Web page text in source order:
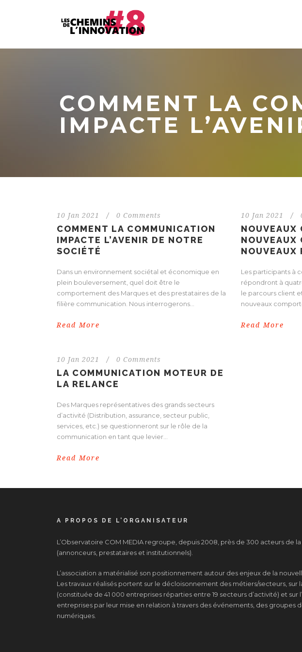
COMMENT LA
IMPACTE
10 Jan 2021 / 0 Comments
COMMENT LA COMMUNICATION
IMPACTE L’AVENIR DE NOTRE
SOCIÉTÉ
Dans un environnement sociétal et économique en
plein bouleversement, quel doit être le
comportement des Marques et des prestataires de la
filière communication. Nous interrogerons...
Read More
10 Jan 2021 /
NOUVEAUX
NOUVEAUX
NOUVEAUX
Les participants à
répondront à
le parcours client
nouveaux
Read More
10 Jan 2021 / 0 Comments
LA COMMUNICATION MOTEUR DE
LA RELANCE
Des Marques représentatives des grands secteurs
d’activité (Distribution, assurance, secteur public,
services, etc.) se questionneront sur le rôle de la
communication en tant que levier...
Read More
A PROPOS DE L’ORGANISATEUR
L’Observatoire COM MEDIA regroupe, depuis 2008, près de 300 acteurs de
(annonceurs, prestataires et institutionnels).
L’association a matérialisé son positionnement autour des enjeux de la
Les travaux réalisés portent sur le décloisonnement des métiers/secteurs, sur
(constituée de 41 000 entreprises réparties entre 19 secteurs d’activité) et sur
entreprises par leur mise en relation à travers des événements, des groupes
numériques.